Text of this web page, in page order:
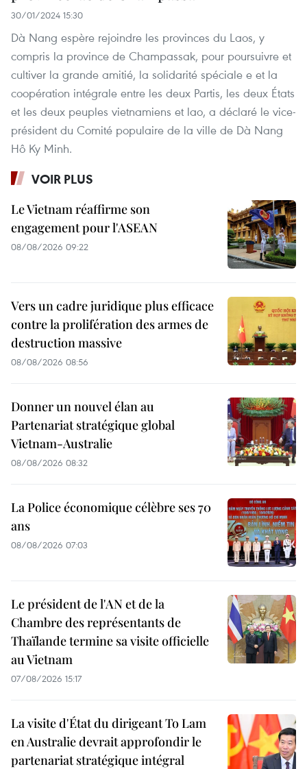
30/01/2024 15:30
Dà Nang espère rejoindre les provinces du Laos, y
compris la province de Champassak, pour poursuivre et
cultiver la grande amitié, la solidarité spéciale e et la
coopération intégrale entre les deux Partis, les deux États
et les deux peuples vietnamiens et lao, a déclaré le vice-
président du Comité populaire de la ville de Dà Nang
Hô Ky Minh.
VOIR PLUS
Le Vietnam réaffirme son
engagement pour l'ASEAN
08/08/2026 09:22
Vers un cadre juridique plus efficace
contre la prolifération des armes de
destruction massive
08/08/2026 08:56
Donner un nouvel élan au
Partenariat stratégique global
Vietnam-Australie
08/08/2026 08:32
La Police économique célèbre ses 70
ans
08/08/2026 07:03
Le président de l'AN et de la
Chambre des représentants de
Thaïlande termine sa visite officielle
au Vietnam
07/08/2026 15:17
La visite d'État du dirigeant To Lam
en Australie devrait approfondir le
partenariat stratégique intégral